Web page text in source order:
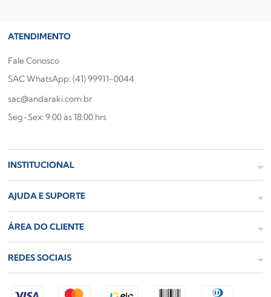
ATENDIMENTO
Fale Conosco
SAC WhatsApp: (41) 99911-0044
sac@andaraki.com.br
Seg-Sex: 9:00 às 18:00 hrs
INSTITUCIONAL
AJUDA E SUPORTE
ÁREA DO CLIENTE
REDES SOCIAIS